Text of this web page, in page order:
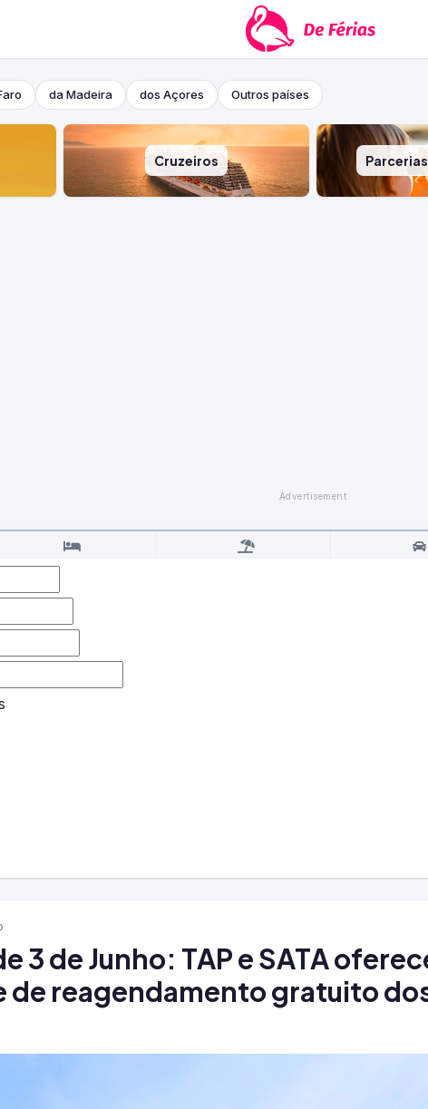
da Madeira dos Açores Outros países
Cruzeiros
3 de Junho: TAP e SATA
de reagendamento gratuito